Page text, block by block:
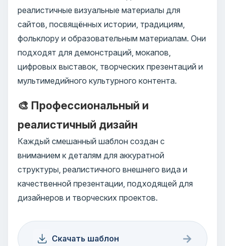
реалистичные визуальные материалы для
сайтов, посвящённых истории, традициям,
фольклору и образовательным материалам. Они
подходят для демонстраций, мокапов,
цифровых выставок, творческих презентаций и
мультимедийного культурного контента.
🎨 Профессиональный и
реалистичный дизайн
Каждый смешанный шаблон создан с
вниманием к деталям для аккуратной
структуры, реалистичного внешнего вида и
качественной презентации, подходящей для
дизайнеров и творческих проектов.
Скачать шаблон →